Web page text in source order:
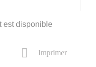
est disponible
Imprimer